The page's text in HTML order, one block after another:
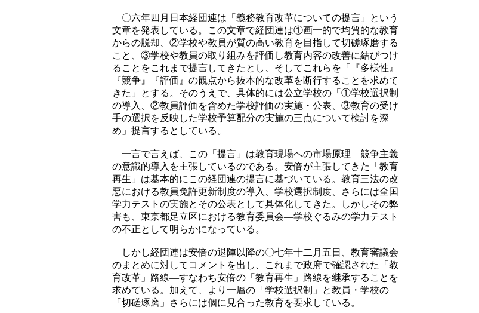
〇六年四月日本経団連は「義務教育改革についての提言」という
文章を発表している。この文章で経団連は①画一的で均質的な教育
からの脱却、②学校や教員が質の高い教育を目指して切磋琢磨する
こと、③学校や教員の取り組みを評価し教育内容の改善に結びつけ
ることをこれまで提言してきたとし、そしてこれらを「『多様性』
『競争』『評価』の観点から抜本的な改革を断行することを求めて
きた」とする。そのうえで、具体的には公立学校の「①学校選択制
の導入、②教員評価を含めた学校評価の実施・公表、③教育の受け
手の選択を反映した学校予算配分の実施の三点について検討を深
め」提言するとしている。
一言で言えば、この「提言」は教育現場への市場原理―競争主義
の意識的導入を主張しているのである。安倍が主張してきた「教育
再生」は基本的にこの経団連の提言に基づいている。教育三法の改
悪における教員免許更新制度の導入、学校選択制度、さらには全国
学力テストの実施とその公表として具体化してきた。しかしその弊
害も、東京都足立区における教育委員会―学校ぐるみの学力テスト
の不正として明らかになっている。
しかし経団連は安倍の退陣以降の〇七年十二月五日、教育審議会
のまとめに対してコメントを出し、これまで政府で確認された「教
育改革」路線―すなわち安倍の「教育再生」路線を継承することを
求めている。加えて、より一層の「学校選択制」と教員・学校の
「切磋琢磨」さらには個に見合った教育を要求している。